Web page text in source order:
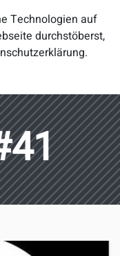
Technologien auf
durchstöberst,
.